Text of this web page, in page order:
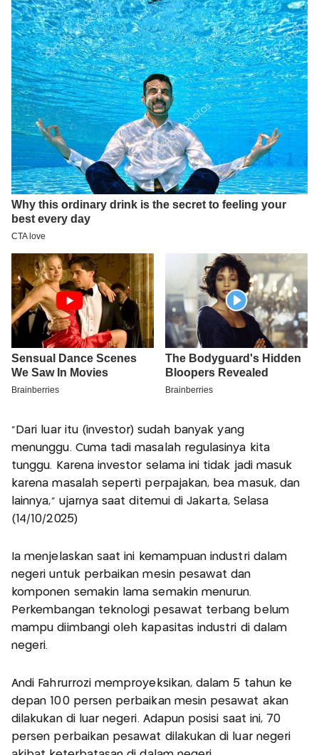
"Dari luar itu (investor) sudah banyak yang
menunggu. Cuma tadi masalah regulasinya kita
tunggu. Karena investor selama ini tidak jadi masuk
karena masalah seperti perpajakan, bea masuk, dan
lainnya," ujarnya saat ditemui di Jakarta, Selasa
(14/10/2025)
Ia menjelaskan saat ini kemampuan industri dalam
negeri untuk perbaikan mesin pesawat dan
komponen semakin lama semakin menurun.
Perkembangan teknologi pesawat terbang belum
mampu diimbangi oleh kapasitas industri di dalam
negeri.
Andi Fahrurrozi memproyeksikan, dalam 5 tahun ke
depan 100 persen perbaikan mesin pesawat akan
dilakukan di luar negeri. Adapun posisi saat ini, 70
persen perbaikan pesawat dilakukan di luar negeri